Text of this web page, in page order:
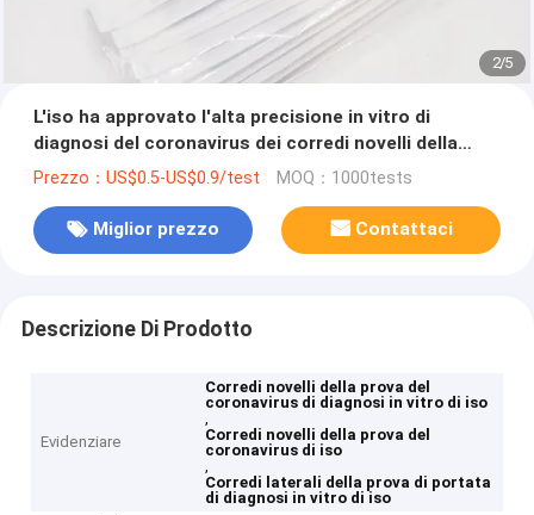
2/5
L'iso ha approvato l'alta precisione in vitro di
diagnosi del coronavirus dei corredi novelli della
prova
Prezzo：US$0.5-US$0.9/test MOQ：1000tests
Miglior prezzo Contattaci
Descrizione Di Prodotto
Evidenziare
Corredi novelli della prova del
coronavirus di diagnosi in vitro di iso
,
Corredi novelli della prova del
coronavirus di iso
,
Corredi laterali della prova di portata
di diagnosi in vitro di iso